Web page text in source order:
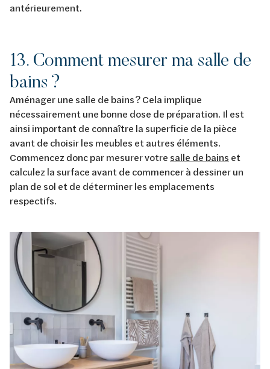
antérieurement.
13. Comment mesurer ma salle de
bains ?
Aménager une salle de bains ? Cela implique
nécessairement une bonne dose de préparation. Il est
ainsi important de connaître la superficie de la pièce
avant de choisir les meubles et autres éléments.
Commencez donc par mesurer votre salle de bains et
calculez la surface avant de commencer à dessiner un
plan de sol et de déterminer les emplacements
respectifs.